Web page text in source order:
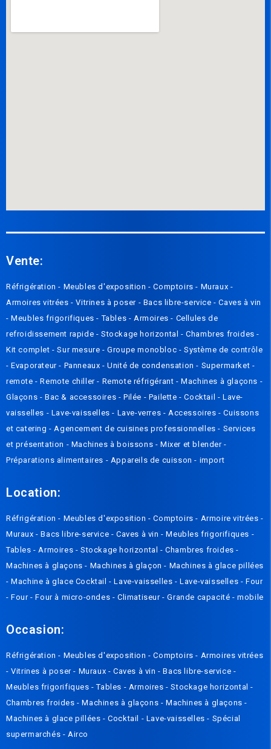
Vente:
Réfrigération - Meubles d'exposition -Comptoirs- Muraux -
Armoires vitrées-Vitrines à poser - Bacs libre-service-Caves à vin
-Meubles frigorifiques-Tables -Armoires- Cellules de
refroidissement rapide -Stockage horizontal-Chambres froides-
Kit complet-Sur mesure-Groupe monobloc -Système de contrôle
-Evaporateur- Panneaux-Unité de condensation- Supermarket -
remote-Remote chiller- Remote réfrigérant-Machines à glaçons -
Glaçons -Bac & accessoires -Pilée - Pailette-Cocktail -Lave-
vaisselles - Lave-vaisselles- Lave-verres -Accessoires-Cuissons
et catering-Agencement de cuisines professionnelles- Services
et présentation - Machines à boissons -Mixer et blender-
Préparations alimentaires - Appareils de cuisson- import
Location:
Réfrigération- Meubles d'exposition-Comptoirs- Armoire vitrées-
Muraux-Bacs libre-service -Caves à vin-Meubles frigorifiques -
Tables-Armoires -Stockage horizontal-Chambres froides-
Machines à glaçons- Machines à glaçon- Machines à glace pillées
-Machine à glace Cocktail-Lave-vaisselles-Lave-vaisselles -Four
-Four-Four à micro-ondes -Climatiseur-Grande capacité-mobile
Occasion:
Réfrigération- Meubles d'exposition-Comptoirs- Armoires vitrées
-Vitrines à poser- Muraux -Caves à vin-Bacs libre-service -
Meubles frigorifiques-Tables - Armoires-Stockage horizontal-
Chambres froides-Machines à glaçons -Machines à glaçons-
Machines à glace pillées-Cocktail - Lave-vaisselles- Spécial
supermarchés -Airco